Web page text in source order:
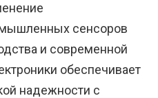
сенсоров
и современной
обеспечивает
надежности с